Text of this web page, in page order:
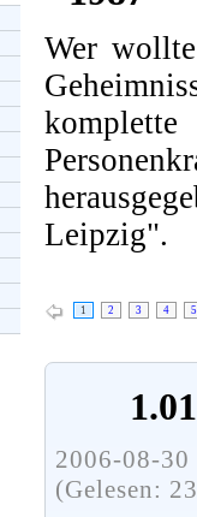
Wer
Leipzig".
1 2 3 4 5
2006-08-
(Gelesen: